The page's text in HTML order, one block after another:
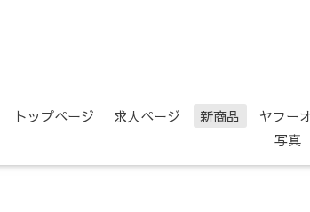
トップページ 求人ページ 新商品 ヤフー
写真